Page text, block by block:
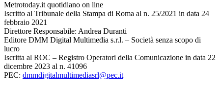
Metrotoday.it quotidiano on line
Iscritto al Tribunale della Stampa di Roma al n. 25/2021 in data 24
febbraio 2021
Direttore Responsabile: Andrea Duranti
Editore DMM Digital Multimedia s.r.l. – Società senza scopo di
lucro
Iscritta al ROC – Registro Operatori della Comunicazione in data 22
dicembre 2023 al n. 41096
PEC: dmmdigitalmultimediasrl@pec.it